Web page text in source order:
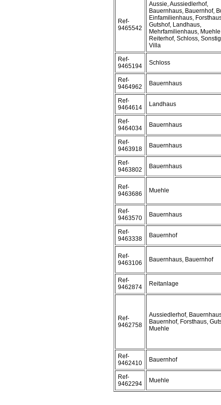
Ref-
9465542
Aussie, Aussiedlerhof,
Bauernhaus, Bauernhof,
Einfamilienhaus,
Gutshof, Landhaus,
Mehrfamilienhaus,
Reiterhof, Schloss,
Villa
Ref-
9465194
Schloss
Ref-
9464962
Bauernhaus
Ref-
9464614
Landhaus
Ref-
9464034
Bauernhaus
Ref-
9463918
Bauernhaus
Ref-
9463802
Bauernhaus
Ref-
9463686
Muehle
Ref-
9463570
Bauernhaus
Ref-
9463338
Bauernhof
Ref-
9463106
Bauernhaus, Bauernhof
Ref-
9462874
Reitanlage
Ref-
9462758
Aussiedlerhof,
Bauernhof, Forsthaus,
Muehle
Ref-
9462410
Bauernhof
Ref-
9462294
Muehle